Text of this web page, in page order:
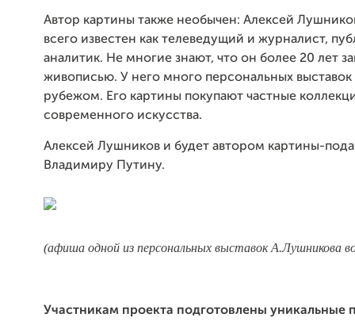
Автор картины также необычен: Алексей
всего известен как телеведущий и журналист,
аналитик. Не многие знают, что он более 20 лет
живописью. У него много персональных выставок
рубежом. Его картины покупают частные
современного искусства.
Алексей Лушников и будет автором картины-
Владимиру Путину.
(афиша одной из персональных выставок А.Лушникова
Участникам проекта подготовлены уникальные